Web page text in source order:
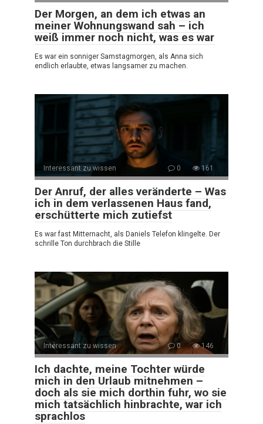
Der Morgen, an dem ich etwas an
meiner Wohnungswand sah – ich
weiß immer noch nicht, was es war
Es war ein sonniger Samstagmorgen, als Anna sich
endlich erlaubte, etwas langsamer zu machen.
Interessant zu wissen 0 161
Der Anruf, der alles veränderte – Was
ich in dem verlassenen Haus fand,
erschütterte mich zutiefst
Es war fast Mitternacht, als Daniels Telefon klingelte. Der
schrille Ton durchbrach die Stille
Interessant zu wissen 0 146
Ich dachte, meine Tochter würde
mich in den Urlaub mitnehmen –
doch als sie mich dorthin fuhr, wo sie
mich tatsächlich hinbrachte, war ich
sprachlos